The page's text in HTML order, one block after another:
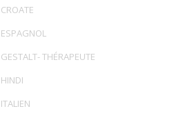
CROATE
ESPAGNOL
GESTALT- THÉRAPEUTE
HINDI
ITALIEN